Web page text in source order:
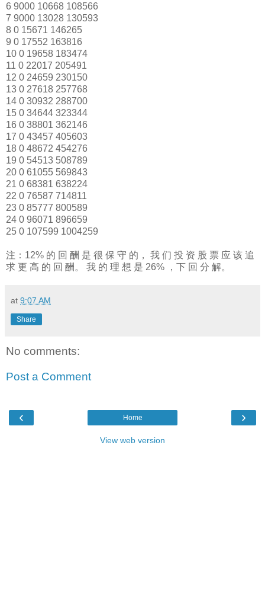
6 9000 10668 108566
7 9000 13028 130593
8 0 15671 146265
9 0 17552 163816
10 0 19658 183474
11 0 22017 205491
12 0 24659 230150
13 0 27618 257768
14 0 30932 288700
15 0 34644 323344
16 0 38801 362146
17 0 43457 405603
18 0 48672 454276
19 0 54513 508789
20 0 61055 569843
21 0 68381 638224
22 0 76587 714811
23 0 85777 800589
24 0 96071 896659
25 0 107599 1004259
注：12% 的 回 酬 是 很 保 守 的， 我 们 投 资 股 票 应 该 追
求 更 高 的 回 酬。 我 的 理 想 是 26% ，下 回 分 解。
at 9:07 AM
Share
No comments:
Post a Comment
‹ ›
Home
View web version